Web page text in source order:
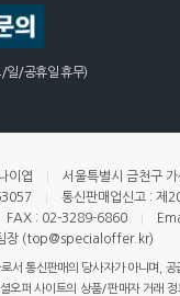
일/공휴일 휴무)
이엽
서울특별시 금천구
통신판매업신고 : 제
FAX : 02-3289-6860
장 (top@specialoffer.kr)
서 통신판매의 당사자가 아니며,
오퍼 사이트의 상품/판매자 거래